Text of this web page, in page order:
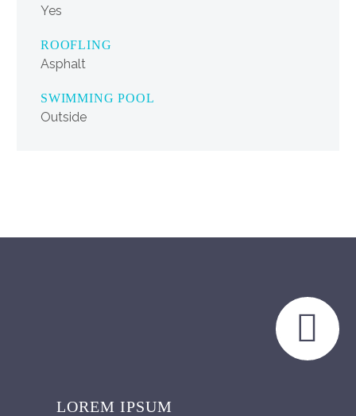
Yes
ROOFLING
Asphalt
SWIMMING POOL
Outside


LOREM IPSUM